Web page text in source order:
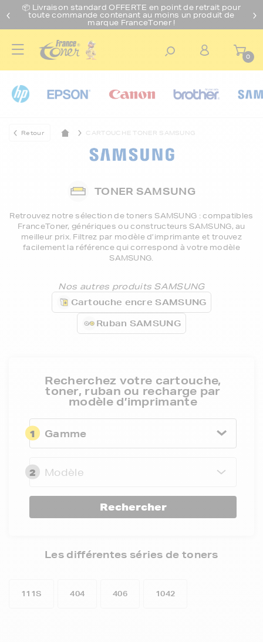
📦 Livraison standard OFFERTE en point de retrait pour
toute commande contenant au moins un produit de
marque FranceToner !
0
Retour CARTOUCHE TONER SAMSUNG
TONER SAMSUNG
Retrouvez notre sélection detoners SAMSUNG : compatibles
FranceToner, génériques ou constructeurs SAMSUNG, au
meilleur prix. Filtrez par modèle d’imprimante et trouvez
facilement la référence qui correspond à votre modèle
SAMSUNG.
Nos autres produits SAMSUNG
Cartouche encre SAMSUNG
Ruban SAMSUNG
Recherchez votre cartouche,
toner, ruban ou recharge par
modèle d’imprimante
1 Gamme
2 Modèle
Rechercher
Les différentes séries de toners
111S 404 406 1042